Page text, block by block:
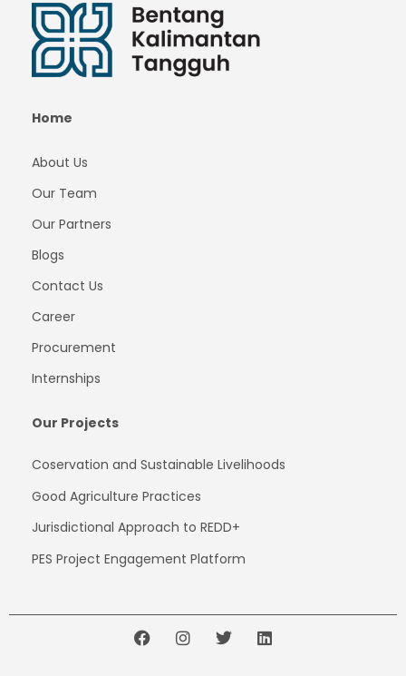
Home
About Us
Our Team
Our Partners
Blogs
Contact Us
Career
Procurement
Internships
Our Projects
Coservation and Sustainable Livelihoods
Good Agriculture Practices
Jurisdictional Approach to REDD+
PES Project Engagement Platform